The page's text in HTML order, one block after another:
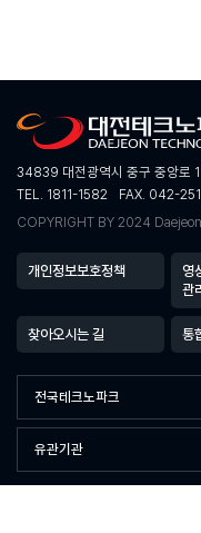
34839 대전광역시 중구 중앙로
TEL. 1811-1582
FAX. 042-
COPYRIGHT BY 2024
전국테크노파크
유관기관
개인정보보호정책
영
관
찾아오시는 길 통